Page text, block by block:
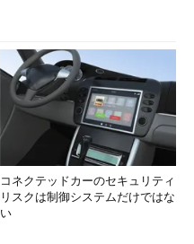
コネクテッドカーのセキュリティ
リスクは制御システムだけではな
い